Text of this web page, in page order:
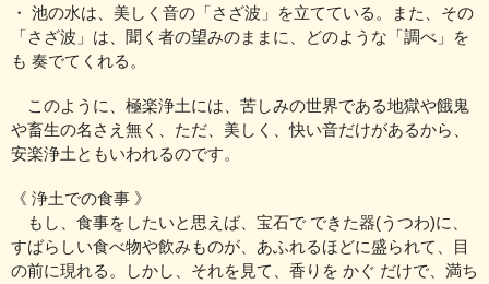
・ 池の水は、美しく音の「さざ波」を立てている。また、その
「さざ波」は、聞く者の望みのままに、どのような「調べ」を
も 奏でてくれる。
このように、極楽浄土には、苦しみの世界である地獄や餓鬼
や畜生の名さえ無く、ただ、美しく、快い音だけがあるから、
安楽浄土ともいわれるのです。
《 浄土での食事 》
もし、食事をしたいと思えば、宝石で できた器(うつわ)に、
すばらしい食べ物や飲みものが、あふれるほどに盛られて、目
の前に現れる。しかし、それを見て、香りを かぐ だけで、満ち